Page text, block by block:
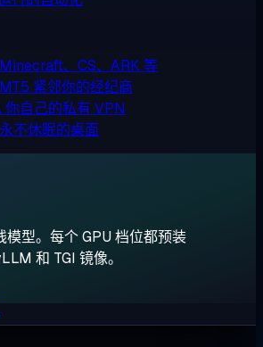
Minecraft、CS、ARK 等
MT5 紧邻你的经纪商
你自己的私有 VPN
永不休眠的桌面
型。每个 GPU 档位都预装
和 TGI 镜像。